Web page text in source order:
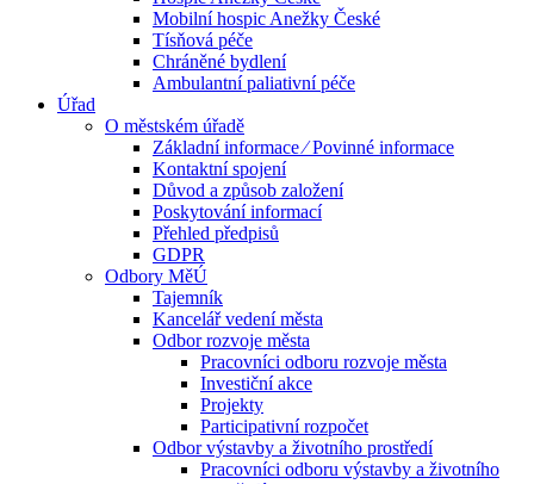
Mobilní hospic Anežky České
Tísňová péče
Chráněné bydlení
Ambulantní paliativní péče
Úřad
O městském úřadě
Základní informace ⁄ Povinné informace
Kontaktní spojení
Důvod a způsob založení
Poskytování informací
Přehled předpisů
GDPR
Odbory MěÚ
Tajemník
Kancelář vedení města
Odbor rozvoje města
Pracovníci odboru rozvoje města
Investiční akce
Projekty
Participativní rozpočet
Odbor výstavby a životního prostředí
Pracovníci odboru výstavby a životního